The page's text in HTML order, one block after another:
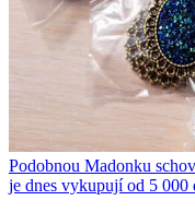
Podobnou Madonku
je dnes vykupují od 5 000